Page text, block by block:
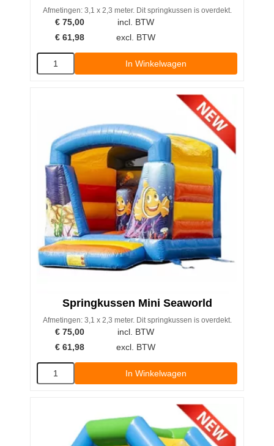
Afmetingen: 3,1 x 2,3 meter. Dit springkussen is overdekt.
€ 75,00
incl. BTW
€ 61,98 excl. BTW
In Winkelwagen
Springkussen Mini Seaworld
Afmetingen: 3,1 x 2,3 meter. Dit springkussen is overdekt.
€ 75,00
incl. BTW
€ 61,98 excl. BTW
In Winkelwagen